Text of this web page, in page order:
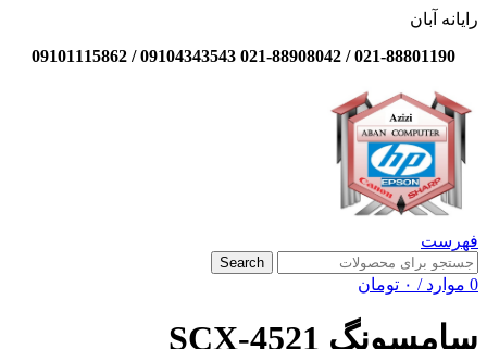
رایانه آبان
021-88801190 / 021-88908042 09104343543 / 09101115862
فهرست
Search
0 موارد / ۰ تومان
سامسونگ SCX-4521